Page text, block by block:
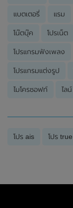
แบตเตอรี่ แรม
โน๊ตบุ๊ค โปรเน็ต
โปรแกรมฟังเพลง
โปรแกรมแต่งรูป
ไมโครซอฟท์ ไลน์
โปร ais โปร true